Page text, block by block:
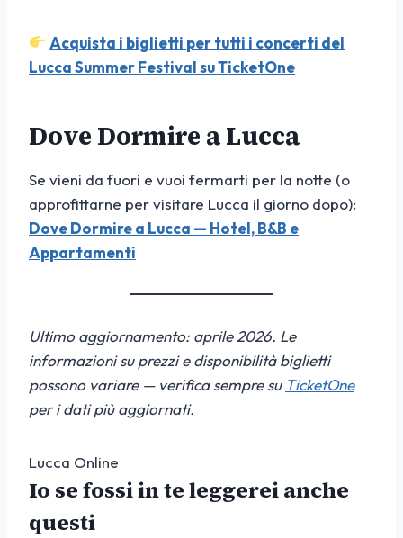
Acquista i biglietti per tutti i concerti del
Lucca Summer Festival su TicketOne
Dove Dormire a Lucca
Se vieni da fuori e vuoi fermarti per la notte (o
approfittarne per visitare Lucca il giorno dopo):
Dove Dormire a Lucca — Hotel, B&B e
Appartamenti
Ultimo aggiornamento: aprile 2026. Le
informazioni su prezzi e disponibilità biglietti
possono variare — verifica sempre su TicketOne
per i dati più aggiornati.
Lucca Online
Io se fossi in te leggerei anche
questi